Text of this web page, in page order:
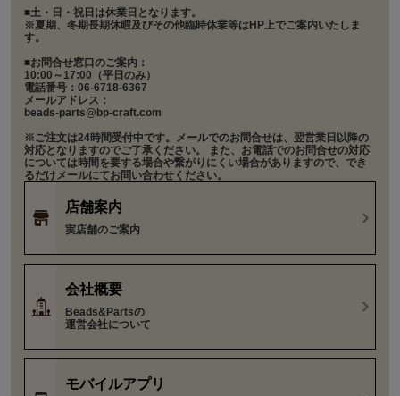
■土・日・祝日は休業日となります。
※夏期、冬期長期休暇及びその他臨時休業等はHP上でご案内いたしま
す。
■お問合せ窓口のご案内：
10:00～17:00（平日のみ）
電話番号：06-6718-6367
メールアドレス：
beads-parts@bp-craft.com
※ご注文は24時間受付中です。メールでのお問合せは、翌営業日以降の
対応となりますのでご了承ください。 また、お電話でのお問合せの対応
については時間を要する場合や繋がりにくい場合がありますので、でき
るだけメールにてお問い合わせください。
店舗案内
実店舗のご案内
会社概要
Beads&Partsの
運営会社について
モバイルアプリ